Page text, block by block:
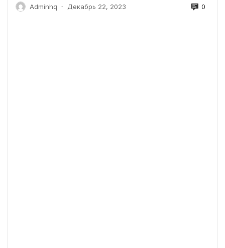
Adminhq - Декабрь 22, 2023 0